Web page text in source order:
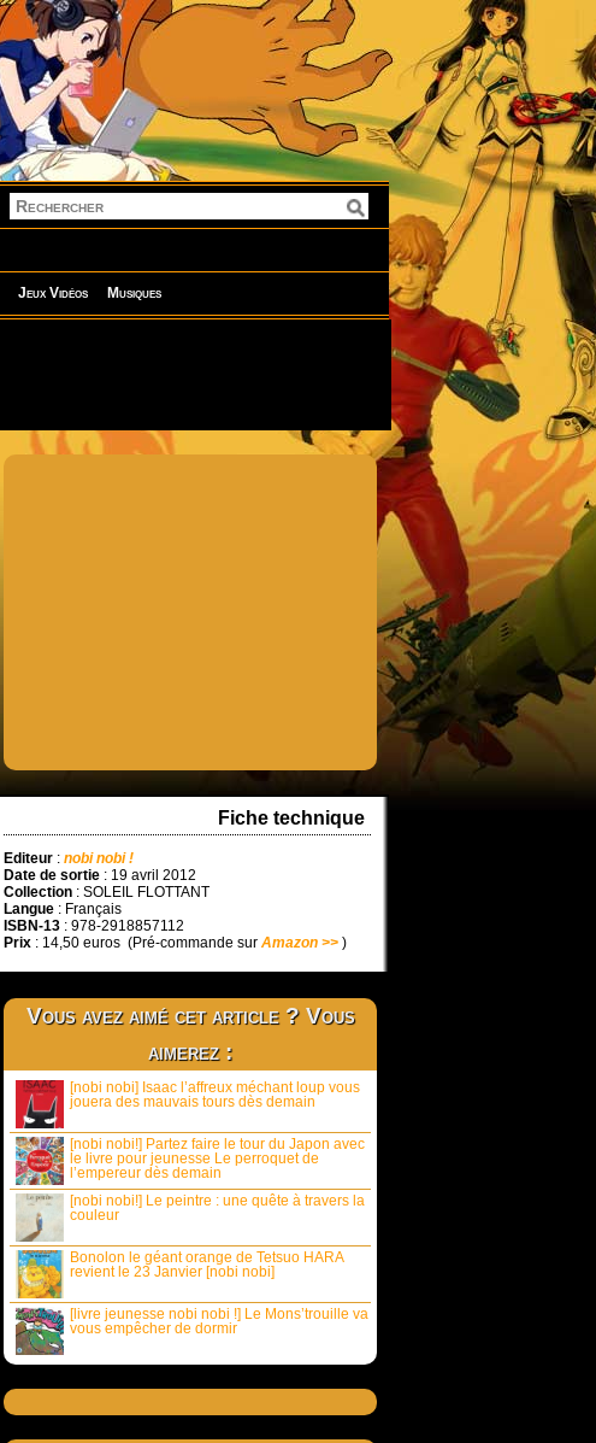
Jeux Vidéos Musiques
Fiche technique
Editeur : nobi nobi !
Date de sortie : 19 avril 2012
Collection : SOLEIL FLOTTANT
Langue : Français
ISBN-13 : 978-2918857112
Prix : 14,50 euros (Pré-commande sur Amazon >> )
Vous avez aimé cet article ? Vous
aimerez :
[nobi nobi] Isaac l’affreux méchant loup vous
jouera des mauvais tours dès demain
[nobi nobi!] Partez faire le tour du Japon avec
le livre pour jeunesse Le perroquet de
l’empereur dès demain
[nobi nobi!] Le peintre : une quête à travers la
couleur
Bonolon le géant orange de Tetsuo HARA
revient le 23 Janvier [nobi nobi]
[livre jeunesse nobi nobi !] Le Mons’trouille va
vous empêcher de dormir